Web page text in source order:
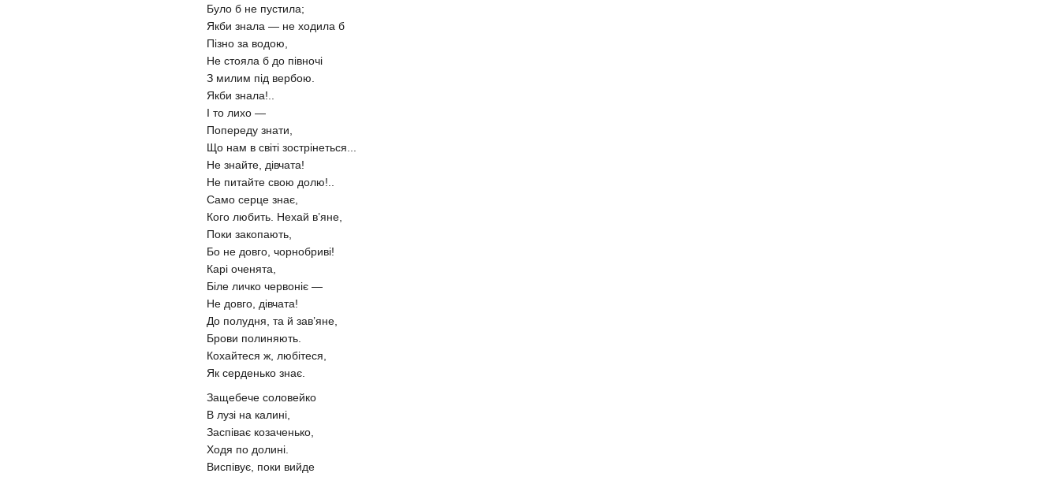
Було б не пустила;
Якби знала — не ходила б
Пізно за водою,
Не стояла б до півночі
З милим під вербою.
Якби знала!..
І то лихо —
Попереду знати,
Що нам в світі зострінеться...
Не знайте, дівчата!
Не питайте свою долю!..
Само серце знає,
Кого любить. Нехай в’яне,
Поки закопають,
Бо не довго, чорнобриві!
Карі оченята,
Біле личко червоніє —
Не довго, дівчата!
До полудня, та й зав’яне,
Брови полиняють.
Кохайтеся ж, любітеся,
Як серденько знає.
Защебече соловейко
В лузі на калині,
Заспіває козаченько,
Ходя по долині.
Виспівує, поки вийде